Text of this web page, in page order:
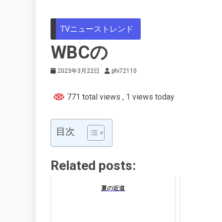
TVニューストレンド
WBCの
2023年3月22日 phi72110
771 total views , 1 views today
目次
Related posts:
夏の近道